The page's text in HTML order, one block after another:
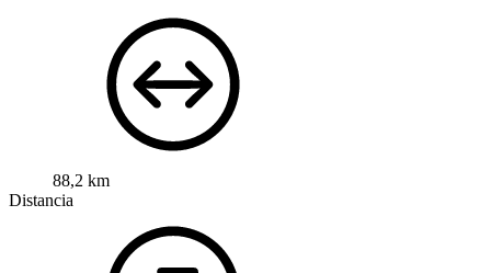
88,2 km
Distancia